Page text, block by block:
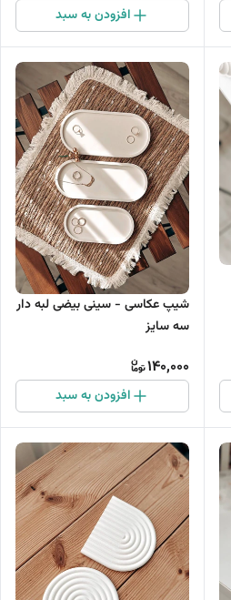
افزودن به سبد
شیپ عکاسی - سینی بیضی لبه دار
سه سایز
140,000
افزودن به سبد